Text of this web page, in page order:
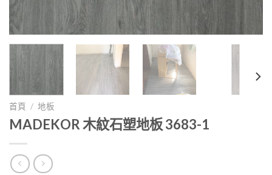
首頁 / 地板
MADEKOR 木紋石塑地板 3683-1